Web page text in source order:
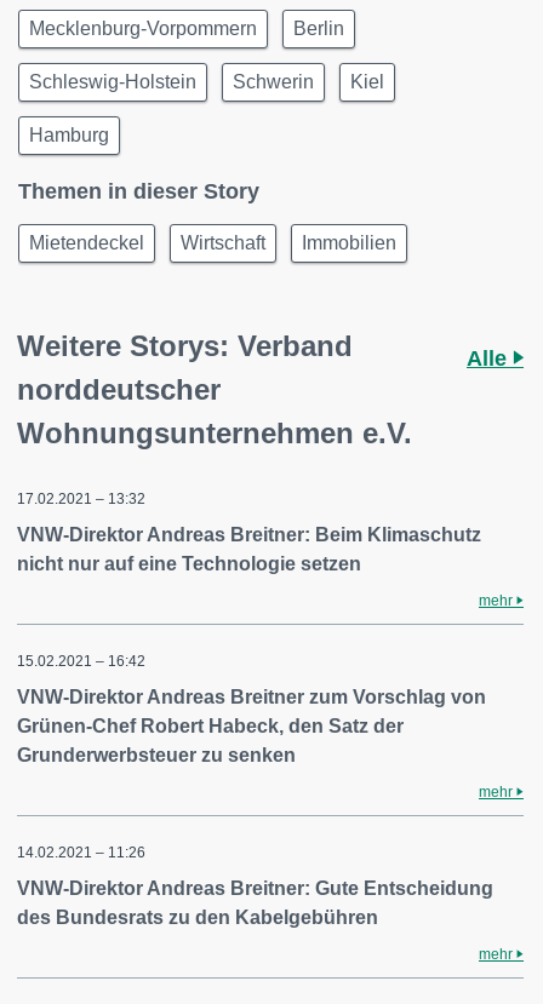
Mecklenburg-Vorpommern Berlin
Schleswig-Holstein Schwerin Kiel
Hamburg
Themen in dieser Story
Mietendeckel Wirtschaft Immobilien
Weitere Storys: Verband
norddeutscher
Wohnungsunternehmen e.V.
Alle
17.02.2021 – 13:32
VNW-Direktor Andreas Breitner: Beim Klimaschutz
nicht nur auf eine Technologie setzen
mehr
15.02.2021 – 16:42
VNW-Direktor Andreas Breitner zum Vorschlag von
Grünen-Chef Robert Habeck, den Satz der
Grunderwerbsteuer zu senken
mehr
14.02.2021 – 11:26
VNW-Direktor Andreas Breitner: Gute Entscheidung
des Bundesrats zu den Kabelgebühren
mehr